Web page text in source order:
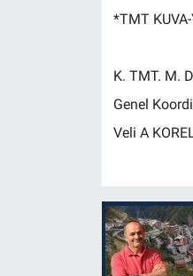
*TMT
K. TMT. M.
Genel
Veli A